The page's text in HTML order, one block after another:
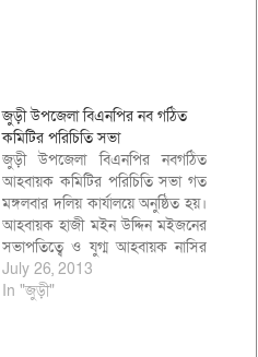
জুড়ী উপজেলা বিএনপির নব গঠিত
কমিটির পরিচিতি সভা
জুড়ী উপজেলা বিএনপির নবগঠিত
আহবায়ক কমিটির পরিচিতি সভা গত
মঙ্গলবার দলিয় কার্যালয়ে অনুষ্ঠিত হয়।
আহবায়ক হাজী মইন উদ্দিন মইজনের
সভাপতিত্বে ও যুগ্ম আহবায়ক নাসির
উদ্দিন আহমদ মিঠুর পরিচালনায় সভায়
প্রধান অথিতির বক্তব্য রাখেন
July 26, 2013
In "জুড়ী"